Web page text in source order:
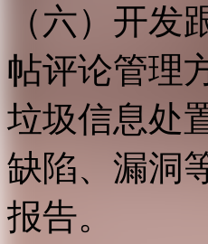
（六）开
帖评论管理
垃圾信息处
缺陷、漏洞
报告。